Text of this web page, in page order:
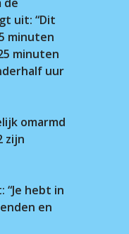
uit: “Dit
minuten
minuten
uur
omarmd
zijn
hebt in
en